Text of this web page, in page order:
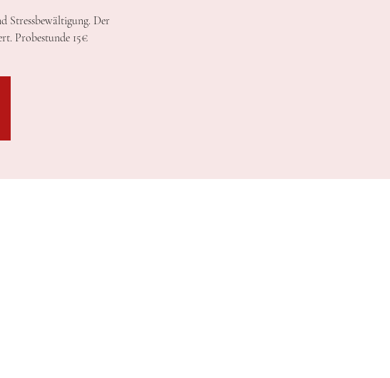
Stressbewältigung. Der
Probestunde 15€